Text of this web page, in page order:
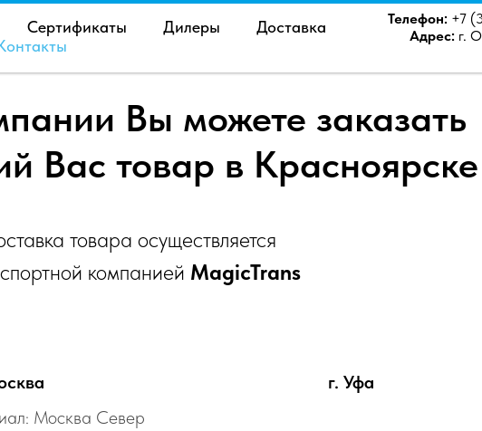
Сертификаты Дилеры
Доставка
Телефон: +7
Адрес: г.
Вы можете заказать
Вас товар в Красноярске
товара осуществляется
компанией MagicTrans
Москва Север
г. Уфа